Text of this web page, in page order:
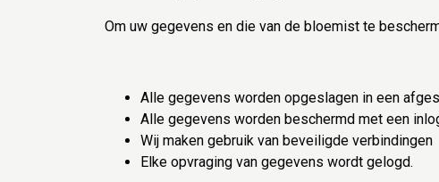
Om uw gegevens en die van de bloemist te
Alle gegevens worden opgeslagen in een
Alle gegevens worden beschermd met een
Wij maken gebruik van beveiligde verbindingen
Elke opvraging van gegevens wordt gelogd.